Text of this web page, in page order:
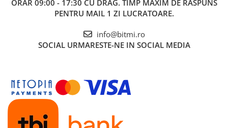
ORAR 09:00 - 17:30 CU DRAG. TIMP MAXIM DE RASPUNS
PENTRU MAIL 1 ZI LUCRATOARE.
info@bitmi.ro
SOCIAL URMARESTE-NE IN SOCIAL MEDIA